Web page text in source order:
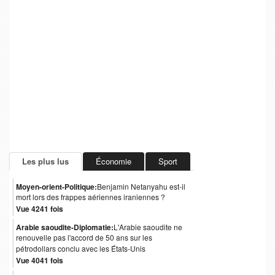
Les plus lus Économie Sport
Moyen-orient-Politique:Benjamin Netanyahu est-il
mort lors des frappes aériennes iraniennes ?
Vue 4241 fois
Arabie saoudite-Diplomatie:L'Arabie saoudite ne
renouvelle pas l'accord de 50 ans sur les
pétrodollars conclu avec les États-Unis
Vue 4041 fois